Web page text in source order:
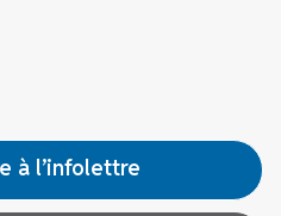
à l’infolettre